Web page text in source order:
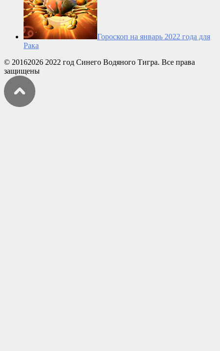
Гороскоп на январь 2022 года для
Рака
© 20162026 2022 год Синего Водяного Тигра. Все права
защищены